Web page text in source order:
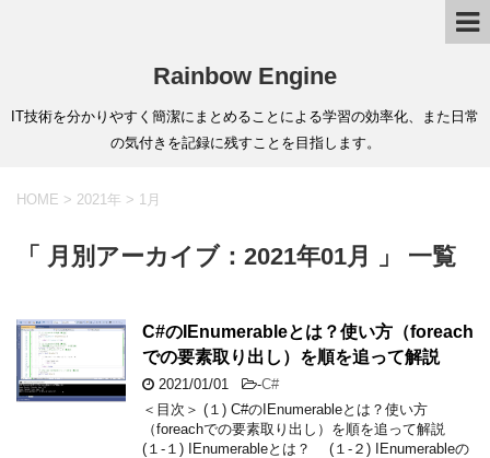
Rainbow Engine
IT技術を分かりやすく簡潔にまとめることによる学習の効率化、また日常
の気付きを記録に残すことを目指します。
HOME > 2021年 > 1月
「 月別アーカイブ：2021年01月 」 一覧
C#のIEnumerableとは？使い方（foreach
での要素取り出し）を順を追って解説
2021/01/01 -C#
＜目次＞ (１) C#のIEnumerableとは？使い方
（foreachでの要素取り出し）を順を追って解説
(１-１) IEnumerableとは？ (１-２) IEnumerableの